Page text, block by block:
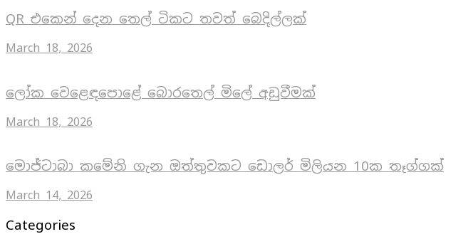
QR එකෙන් දෙන තෙල් ටිකට තවත් බෙදිල්ලක්
March 18, 2026
ලෝක වෙළෙඳපොළේ බොරතෙල් මිලේ අඩුවීමක්
March 18, 2026
මොජ්ටාබා කමේනි ගැන ඔත්තුවකට ඩොලර් මිලියන 10ක තෑග්ගක්
March 14, 2026
Categories